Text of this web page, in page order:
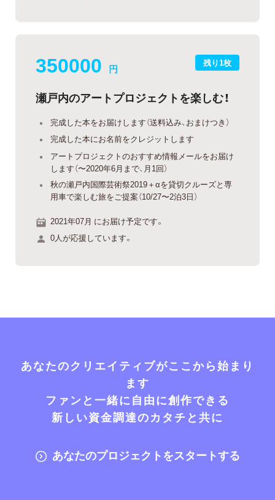
残り1枚
350000 円
瀬戸内のアートプロジェクトを楽しむ！
完成した本をお届けします（送料込み、おまけつき）
完成した本にお名前をクレジットします
アートプロジェクトのおすすめ情報メールをお届け
します（〜2020年6月まで、月1回）
秋の瀬戸内国際芸術祭2019＋αを貸切クルーズと専
用車で楽しむ旅をご提案（10/27〜2泊3日）
2021年07月 にお届け予定です。
0人が応援しています。
あなたのクリエイティブがここから始まり
ます
ファンと一緒に自由に創作できる
新しい資金調達のカタチと共に
あなたのプロジェクトをスタートする